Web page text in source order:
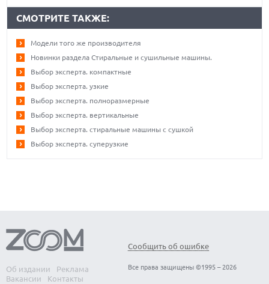
СМОТРИТЕ ТАКЖЕ:
Модели того же производителя
Новинки раздела Стиральные и сушильные машины.
Выбор эксперта. компактные
Выбор эксперта. узкие
Выбор эксперта. полноразмерные
Выбор эксперта. вертикальные
Выбор эксперта. стиральные машины с сушкой
Выбор эксперта. суперузкие
Об издании
Реклама
Вакансии
Контакты
Сообщить об ошибке
Все права защищены ©1995 – 2026